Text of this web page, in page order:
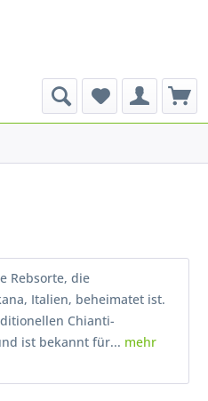
Rebsorte, die
Italien, beheimatet ist.
Chianti-
ist bekannt für... mehr